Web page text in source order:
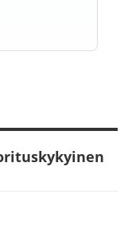
lattiakaiutin,